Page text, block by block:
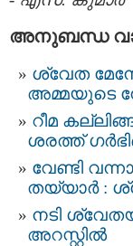
അനുബന്ധ
ശ്വേത
അമ്മയുടെ
റീമ
ശരത്ത്
വേണ്ടി
തയ്യാര്‍ :
നടി
അറസ്റ്റില്‍